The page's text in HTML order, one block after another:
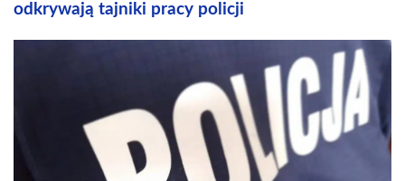
odkrywają tajniki pracy policji